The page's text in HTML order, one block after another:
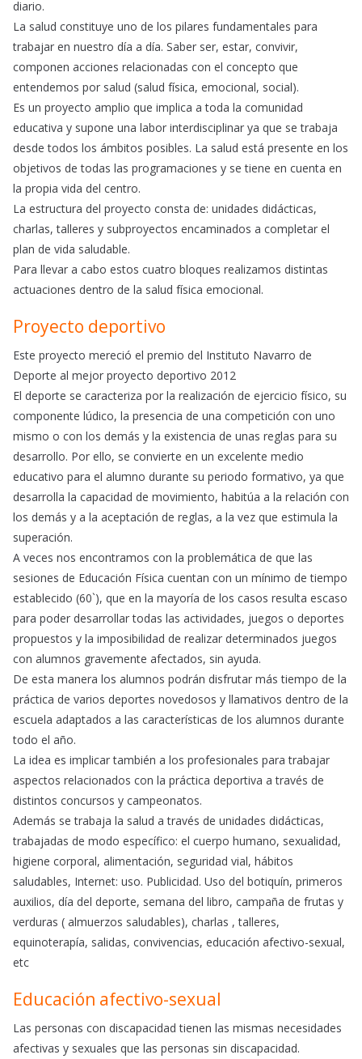
diario.
La salud constituye uno de los pilares fundamentales para
trabajar en nuestro día a día. Saber ser, estar, convivir,
componen acciones relacionadas con el concepto que
entendemos por salud (salud física, emocional, social).
Es un proyecto amplio que implica a toda la comunidad
educativa y supone una labor interdisciplinar ya que se trabaja
desde todos los ámbitos posibles. La salud está presente en los
objetivos de todas las programaciones y se tiene en cuenta en
la propia vida del centro.
La estructura del proyecto consta de: unidades didácticas,
charlas, talleres y subproyectos encaminados a completar el
plan de vida saludable.
Para llevar a cabo estos cuatro bloques realizamos distintas
actuaciones dentro de la salud física emocional.
Proyecto deportivo
Este proyecto mereció el premio del Instituto Navarro de
Deporte al mejor proyecto deportivo 2012
El deporte se caracteriza por la realización de ejercicio físico, su
componente lúdico, la presencia de una competición con uno
mismo o con los demás y la existencia de unas reglas para su
desarrollo. Por ello, se convierte en un excelente medio
educativo para el alumno durante su periodo formativo, ya que
desarrolla la capacidad de movimiento, habitúa a la relación con
los demás y a la aceptación de reglas, a la vez que estimula la
superación.
A veces nos encontramos con la problemática de que las
sesiones de Educación Física cuentan con un mínimo de tiempo
establecido (60`), que en la mayoría de los casos resulta escaso
para poder desarrollar todas las actividades, juegos o deportes
propuestos y la imposibilidad de realizar determinados juegos
con alumnos gravemente afectados, sin ayuda.
De esta manera los alumnos podrán disfrutar más tiempo de la
práctica de varios deportes novedosos y llamativos dentro de la
escuela adaptados a las características de los alumnos durante
todo el año.
La idea es implicar también a los profesionales para trabajar
aspectos relacionados con la práctica deportiva a través de
distintos concursos y campeonatos.
Además se trabaja la salud a través de unidades didácticas,
trabajadas de modo específico: el cuerpo humano, sexualidad,
higiene corporal, alimentación, seguridad vial, hábitos
saludables, Internet: uso. Publicidad. Uso del botiquín, primeros
auxilios, día del deporte, semana del libro, campaña de frutas y
verduras ( almuerzos saludables), charlas , talleres,
equinoterapía, salidas, convivencias, educación afectivo-sexual,
etc
Educación afectivo-sexual
Las personas con discapacidad tienen las mismas necesidades
afectivas y sexuales que las personas sin discapacidad.